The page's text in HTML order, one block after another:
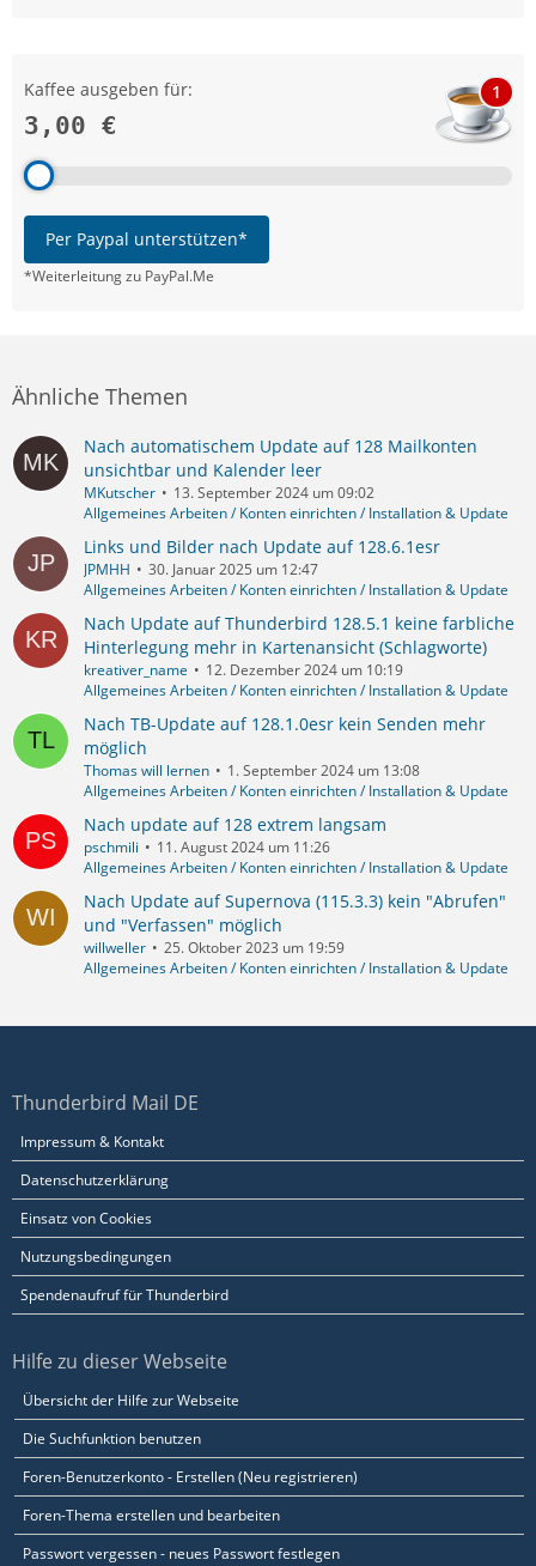
Kaffee ausgeben für:
3,00 €
1
Per Paypal unterstützen*
*Weiterleitung zu PayPal.Me
Ähnliche Themen
Nach automatischem Update auf 128 Mailkonten
unsichtbar und Kalender leer
MKutscher
13. September 2024 um 09:02
Allgemeines Arbeiten / Konten einrichten / Installation & Update
Links und Bilder nach Update auf 128.6.1esr
JPMHH
30. Januar 2025 um 12:47
Allgemeines Arbeiten / Konten einrichten / Installation & Update
Nach Update auf Thunderbird 128.5.1 keine farbliche
Hinterlegung mehr in Kartenansicht (Schlagworte)
kreativer_name
12. Dezember 2024 um 10:19
Allgemeines Arbeiten / Konten einrichten / Installation & Update
Nach TB-Update auf 128.1.0esr kein Senden mehr
möglich
Thomas will lernen
1. September 2024 um 13:08
Allgemeines Arbeiten / Konten einrichten / Installation & Update
Nach update auf 128 extrem langsam
pschmili
11. August 2024 um 11:26
Allgemeines Arbeiten / Konten einrichten / Installation & Update
Nach Update auf Supernova (115.3.3) kein "Abrufen"
und "Verfassen" möglich
willweller
25. Oktober 2023 um 19:59
Allgemeines Arbeiten / Konten einrichten / Installation & Update
Thunderbird Mail DE
Impressum & Kontakt
Datenschutzerklärung
Einsatz von Cookies
Nutzungsbedingungen
Spendenaufruf für Thunderbird
Hilfe zu dieser Webseite
Übersicht der Hilfe zur Webseite
Die Suchfunktion benutzen
Foren-Benutzerkonto - Erstellen (Neu registrieren)
Foren-Thema erstellen und bearbeiten
Passwort vergessen - neues Passwort festlegen